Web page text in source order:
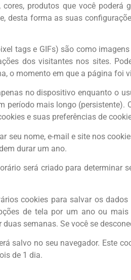
produtos que você
desta forma as suas
tags e GIFs) são como
dos visitantes nos sites.
o momento em que a página foi
no dispositivo enquanto o
mais longo (persistente).
e suas preferências de
seu nome, e-mail e site nos
durar um ano.
será criado para determinar
cookies para salvar os
de tela por um ano ou
semanas. Se você se
salvo no seu navegador. Este
de 1 dia.